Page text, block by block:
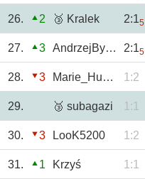
26. 2 🥉 Kralek 2:15
27. 3 AndrzejBystrzyc 2:15
28. 3 Marie_Huanna 1:2
29. 🥉 subagazi 1:1
30. 3 LooK5200 1:2
31. 1 Krzyś 1:1